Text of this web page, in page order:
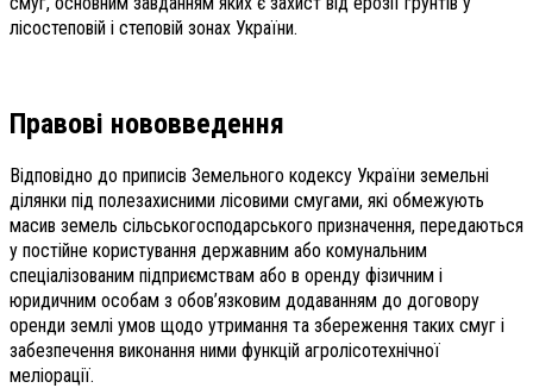
лісостеповій і степовій зонах України.
Правові нововведення
Відповідно до приписів Земельного кодексу України земельні
ділянки під полезахисними лісовими смугами, які обмежують
масив земель сільськогосподарського призначення, передаються
у постійне користування державним або комунальним
спеціалізованим підприємствам або в оренду фізичним і
юридичним особам з обов’язковим додаванням до договору
оренди землі умов щодо утримання та збереження таких смуг і
забезпечення виконання ними функцій агролісотехнічної
меліорації.